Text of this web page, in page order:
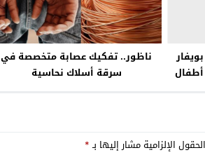
أطفال
ناظور.. تفكيك عصابة متخصصة في
سرقة أسلاك نحاسية
الحقول الإلزامية مشار إليها بـ*